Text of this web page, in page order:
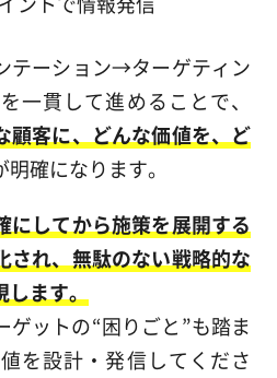
テーション→ターゲティン
一貫して進めることで、
顧客に、どんな価値を、ど
明確になります。
にしてから施策を展開する
され、無駄のない戦略的な
します。
ゲットの“困りごと”も踏ま
を設計・発信してくださ